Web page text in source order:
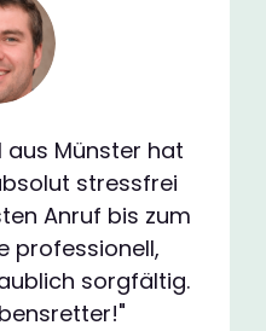
aus Münster hat
stressfrei
Anruf bis zum
professionell,
sorgfältig.